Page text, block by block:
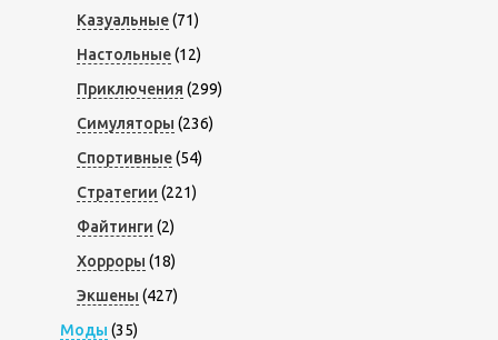
Казуальные(71)
Настольные(12)
Приключения (299)
Симуляторы (236)
Спортивные(54)
Стратегии (221)
Файтинги (2)
Хорроры (18)
Экшены (427)
Моды (35)